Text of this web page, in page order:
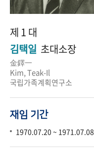
제 1 대
김택일 초대소장
金鐸一
Kim, Teak-Il
국립가족계획연구소
재임 기간
1970.07.20 ~ 1971.07.08